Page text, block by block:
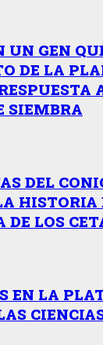
GEN
DE LA
SIEMBRA
DEL
DE LOS
EN LA